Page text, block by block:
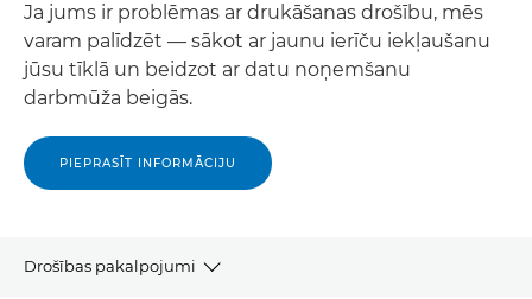
Ja jums ir problēmas ar drukāšanas drošību, mēs
varam palīdzēt — sākot ar jaunu ierīču iekļaušanu
jūsu tīklā un beidzot ar datu noņemšanu
darbmūža beigās.
PIEPRASĪT INFORMĀCIJU
Drošības pakalpojumi